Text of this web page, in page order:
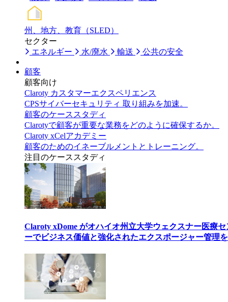
州、地方、教育（SLED）
セクター
エネルギー
水/廃水 輸送 公共の安全
顧客
顧客向け
Claroty カスタマーエクスペリエンス
CPSサイバーセキュリティ 取り組みを加速。
顧客のケーススタディ
Clarotyで顧客が重要な業務をどのように確保するか。
Claroty xCelアカデミー
顧客のためのイネーブルメントとトレーニング。
注目のケーススタディ
Claroty xDome がオハイオ州立大学ウェクスナー医療セ
ーでビジネス価値と強化されたエクスポージャー管理